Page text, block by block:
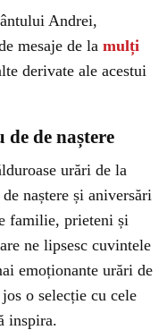
Andrei,
mesaje de la mulți
derivate ale acestui
de naștere
urări de la
naștere și aniversări
familie, prieteni și
ne lipsesc cuvintele
emoționante urări de
o selecție cu cele
inspira.